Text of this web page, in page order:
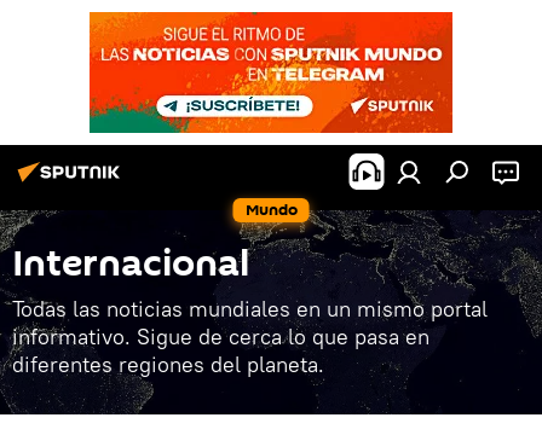
Mundo
Internacional
Todas las noticias mundiales en un mismo portal
informativo. Sigue de cerca lo que pasa en
diferentes regiones del planeta.